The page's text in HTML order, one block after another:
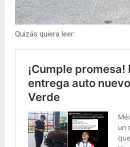
Quizás quiera leer: